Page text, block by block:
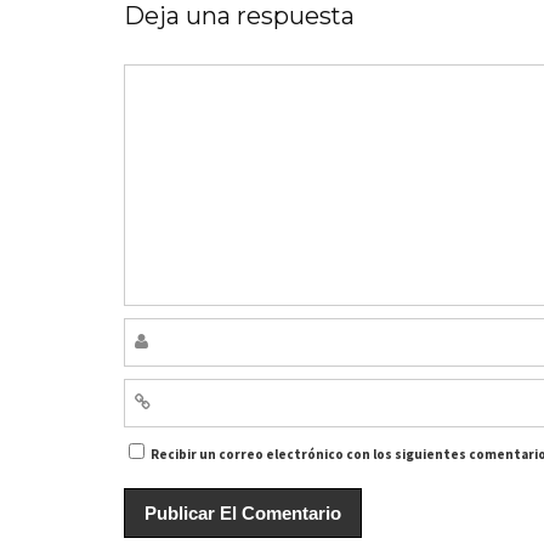
Deja una respuesta
Recibir un correo electrónico con los siguientes